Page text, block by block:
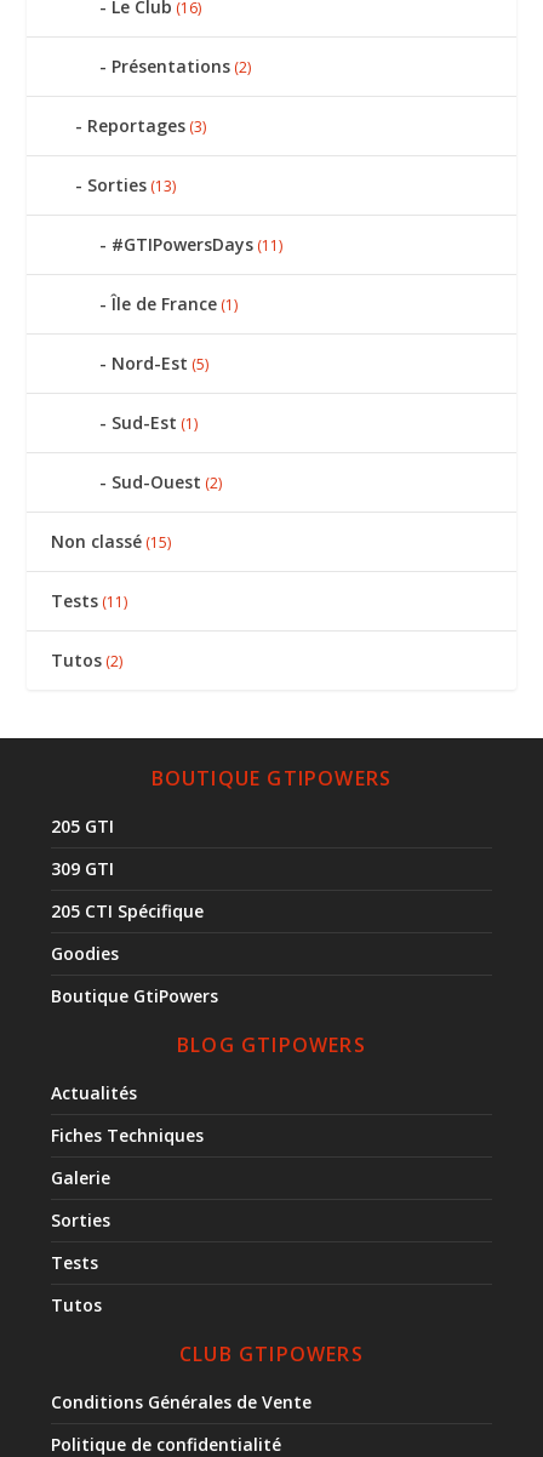
Le Club (16)
Présentations (2)
Reportages (3)
Sorties (13)
#GTIPowersDays (11)
Île de France (1)
Nord-Est (5)
Sud-Est (1)
Sud-Ouest (2)
Non classé (15)
Tests (11)
Tutos (2)
BOUTIQUE GTIPOWERS
205 GTI
309 GTI
205 CTI Spécifique
Goodies
Boutique GtiPowers
BLOG GTIPOWERS
Actualités
Fiches Techniques
Galerie
Sorties
Tests
Tutos
CLUB GTIPOWERS
Conditions Générales de Vente
Politique de confidentialité